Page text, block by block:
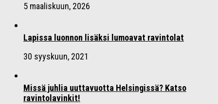
5 maaliskuun, 2026
Lapissa luonnon lisäksi lumoavat ravintolat
30 syyskuun, 2021
Missä juhlia uuttavuotta Helsingissä? Katso
ravintolavinkit!